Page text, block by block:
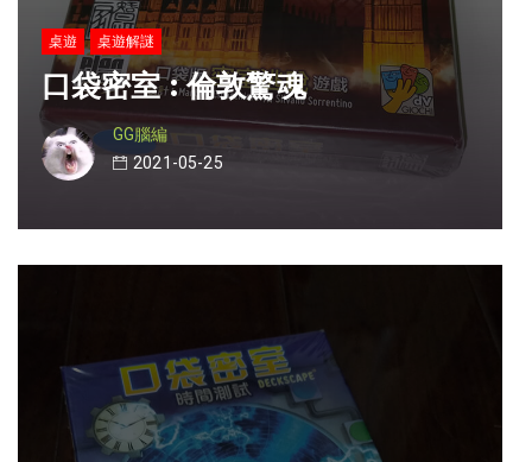
桌遊 桌遊解謎
口袋密室 : 倫敦驚魂
GG腦編
2021-05-25